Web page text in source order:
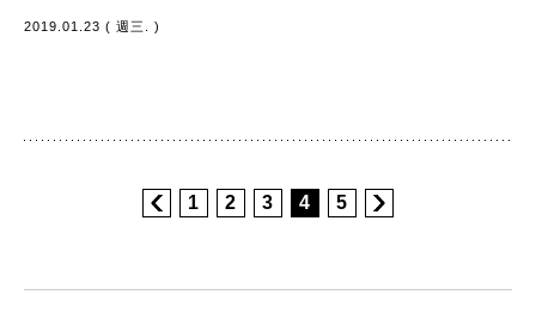
2019.01.23 ( 週三. )
1 2 3 4 5